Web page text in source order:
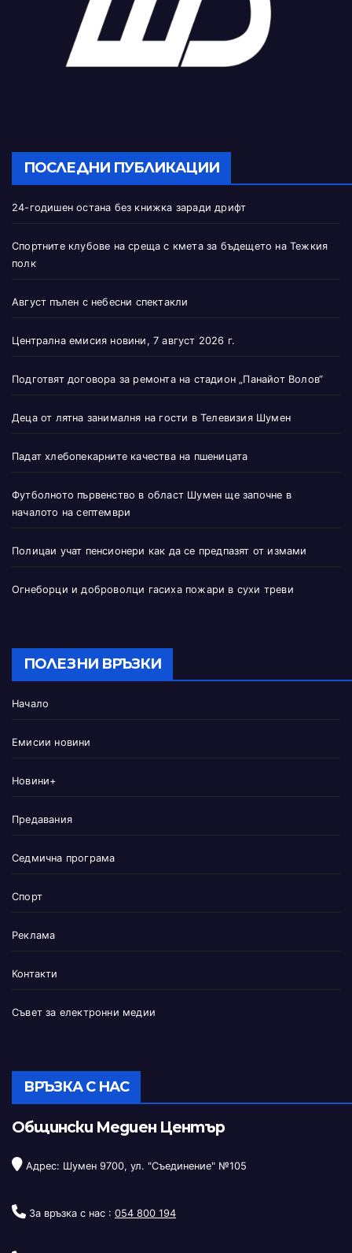
ПОСЛЕДНИ ПУБЛИКАЦИИ
24-годишен остана без книжка заради дрифт
Спортните клубове на среща с кмета за бъдещето на Тежкия
полк
Август пълен с небесни спектакли
Централна емисия новини, 7 август 2026 г.
Подготвят договора за ремонта на стадион „Панайот Волов“
Деца от лятна занималня на гости в Телевизия Шумен
Падат хлебопекарните качества на пшеницата
Футболното първенство в област Шумен ще започне в
началото на септември
Полицаи учат пенсионери как да се предпазят от измами
Огнеборци и доброволци гасиха пожари в сухи треви
ПОЛЕЗНИ ВРЪЗКИ
Начало
Емисии новини
Новини+
Предавания
Седмична програма
Спорт
Реклама
Контакти
Съвет за електронни медии
ВРЪЗКА С НАС
Общински Медиен Център
Адрес: Шумен 9700, ул. "Съединение" №105
За връзка с нас : 054 800 194